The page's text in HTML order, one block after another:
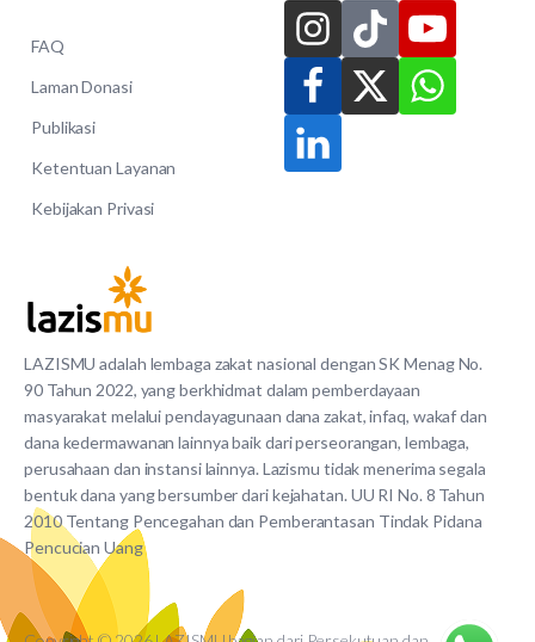
LAZISMU adalah lembaga zakat nasional dengan SK Menag No.
90 Tahun 2022, yang berkhidmat dalam pemberdayaan
masyarakat melalui pendayagunaan dana zakat, infaq, wakaf dan
dana kedermawanan lainnya baik dari perseorangan, lembaga,
perusahaan dan instansi lainnya. Lazismu tidak menerima segala
bentuk dana yang bersumber dari kejahatan. UU RI No. 8 Tahun
2010 Tentang Pencegahan dan Pemberantasan Tindak Pidana
Pencucian Uang
FAQ
Laman Donasi
Publikasi
Ketentuan Layanan
Kebijakan Privasi